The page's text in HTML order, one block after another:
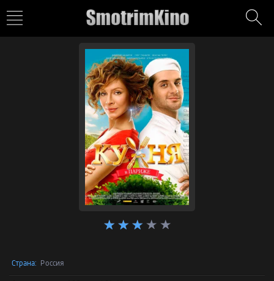
Страна: Россия